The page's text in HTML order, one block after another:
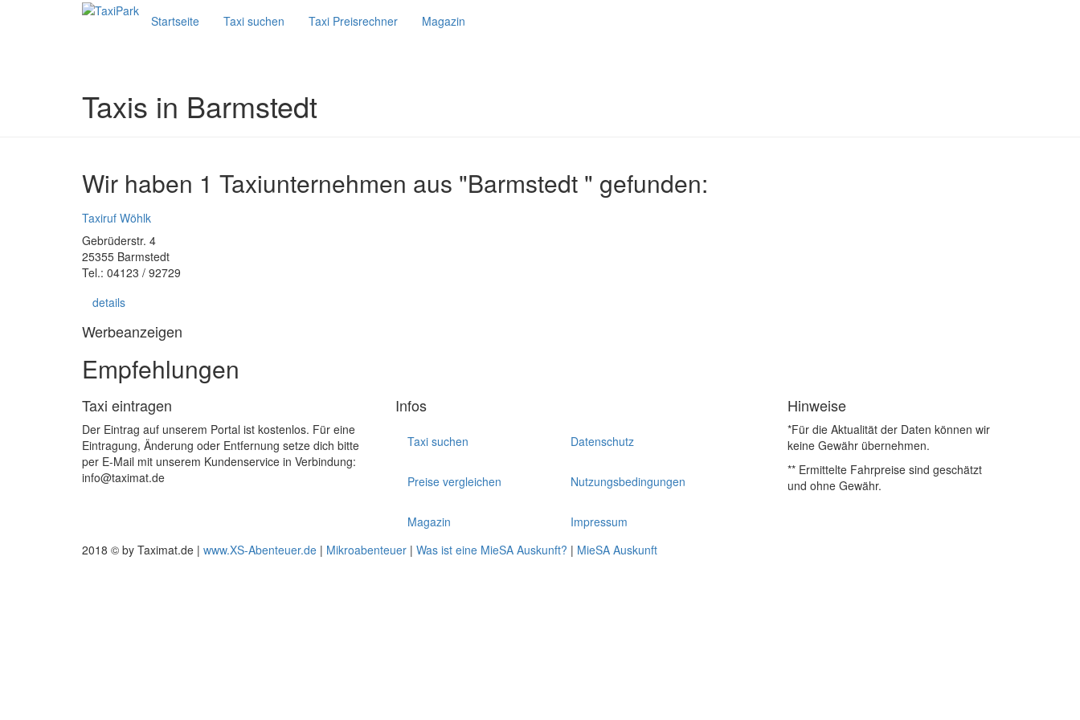
Startseite Taxi suchen Taxi Preisrechner Magazin
Taxis in Barmstedt
Wir haben 1 Taxiunternehmen aus "Barmstedt " gefunden:
Taxiruf Wöhlk
Gebrüderstr. 4
25355 Barmstedt
Tel.: 04123 / 92729
details
Werbeanzeigen
Empfehlungen
Taxi eintragen
Der Eintrag auf unserem Portal ist kostenlos. Für eine
Eintragung, Änderung oder Entfernung setze dich bitte
per E-Mail mit unserem Kundenservice in Verbindung:
info@taximat.de
Infos
Taxi suchen
Preise vergleichen
Magazin
Datenschutz
Nutzungsbedingungen
Impressum
Hinweise
*Für die Aktualität der Daten können wir
keine Gewähr übernehmen.
** Ermittelte Fahrpreise sind geschätzt
und ohne Gewähr.
2018 © by Taximat.de | www.XS-Abenteuer.de | Mikroabenteuer | Was ist eine MieSA Auskunft? | MieSA Auskunft